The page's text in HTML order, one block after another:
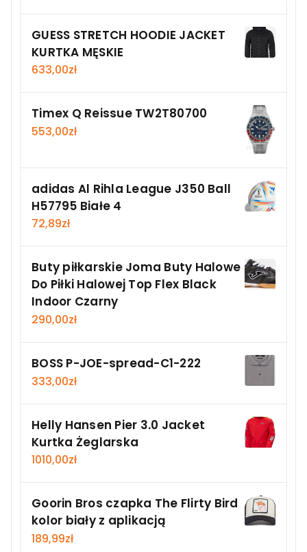
GUESS STRETCH HOODIE JACKET
KURTKA MĘSKIE
633,00zł
Timex Q Reissue TW2T80700
553,00zł
adidas Al Rihla League J350 Ball
H57795 Białe 4
72,89zł
Buty piłkarskie Joma Buty Halowe
Do Piłki Halowej Top Flex Black
Indoor Czarny
290,00zł
BOSS P-JOE-spread-C1-222
333,00zł
Helly Hansen Pier 3.0 Jacket
Kurtka Żeglarska
1010,00zł
Goorin Bros czapka The Flirty Bird
kolor biały z aplikacją
189,99zł